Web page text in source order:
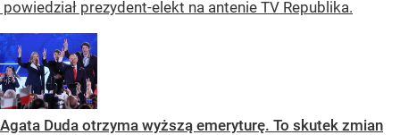
powiedział prezydent-elekt na antenie TV Republika.
Agata Duda otrzyma wyższą emeryturę. To skutek zmian